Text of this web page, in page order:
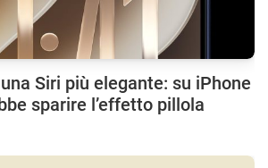
Siri più elegante: su iPhone
sparire l’effetto pillola